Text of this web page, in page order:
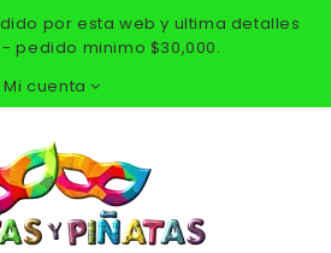
por esta web y ultima detalles
pedido minimo $30,000.
Mi cuenta